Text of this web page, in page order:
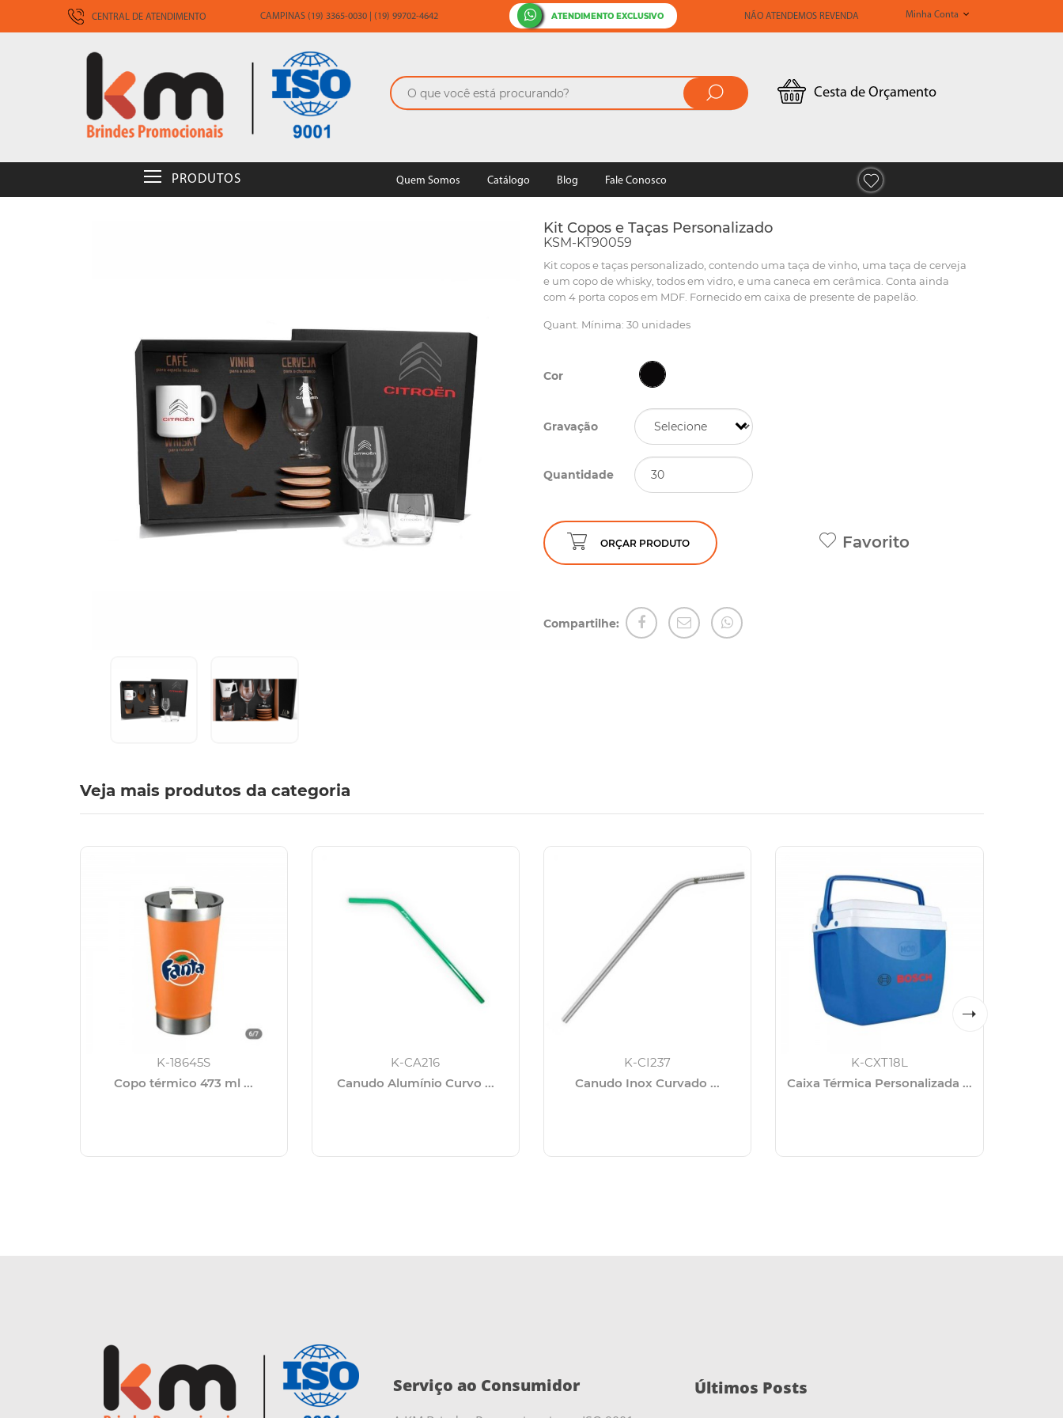
CENTRAL DE ATENDIMENTO CAMPINAS (19) 3365-0030 | (19) 99702-4642 ATENDIMENTO EXCLUSIVO NÃO ATENDEMOS REVENDA Minha Conta
Cesta de Orçamento
PRODUTOS Quem Somos Catálogo Blog Fale Conosco
Kit Copos e Taças Personalizado
KSM-KT90059
Kit copos e taças personalizado, contendo uma taça de vinho, uma taça de cerveja
e um copo de whisky, todos em vidro, e uma caneca em cerâmica. Conta ainda
com 4 porta copos em MDF. Fornecido em caixa de presente de papelão.
Quant. Mínima: 30 unidades
Cor
Gravação
Quantidade
ORÇAR PRODUTO Favorito
Compartilhe:
Veja mais produtos da categoria
K-18645S
Copo térmico 473 ml ...
K-CA216
Canudo Alumínio Curvo ...
K-CI237
Canudo Inox Curvado ...
K-CXT18L
Caixa Térmica Personalizada ...
Serviço ao Consumidor Últimos Posts